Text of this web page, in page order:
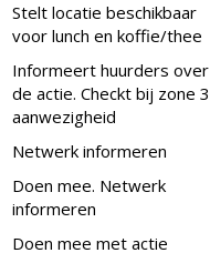
Stelt locatie beschikbaar
voor lunch en koffie/thee
Informeert huurders over
de actie. Checkt bij zone 3
aanwezigheid
Netwerk informeren
Doen mee. Netwerk
informeren
Doen mee met actie